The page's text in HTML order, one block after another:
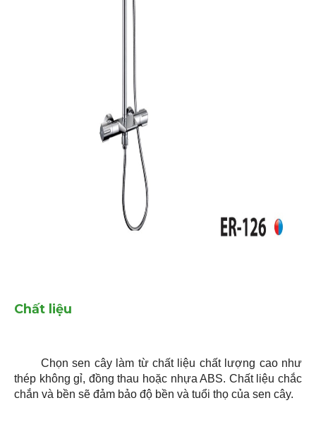
Chất liệu
Chọn sen cây làm từ chất liệu chất lượng cao như
thép không gỉ, đồng thau hoặc nhựa ABS. Chất liệu chắc
chắn và bền sẽ đảm bảo độ bền và tuổi thọ của sen cây.